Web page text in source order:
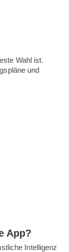
Wahl ist.
und
App?
Intelligenz